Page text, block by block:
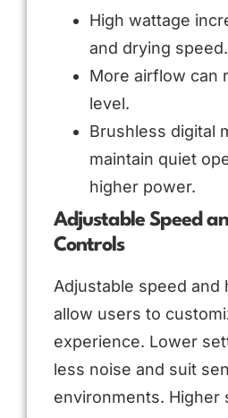
High wattage
and drying speed.
More airflow can
level.
Brushless digital
maintain quiet
higher power.
Adjustable Speed
Controls
Adjustable speed and
allow users to
experience. Lower
less noise and suit
environments. Higher